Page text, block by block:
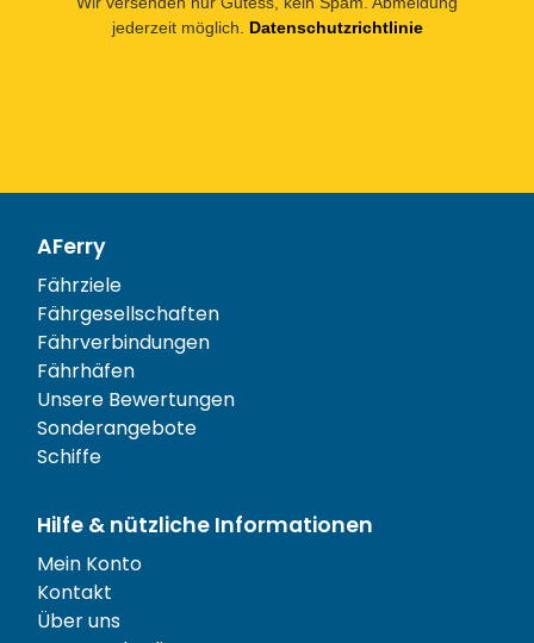
jederzeit möglich. Datenschutzrichtlinie
AFerry
Fährziele
Fährgesellschaften
Fährverbindungen
Fährhäfen
Unsere Bewertungen
Sonderangebote
Schiffe
Hilfe & nützliche Informationen
Mein Konto
Kontakt
Über uns